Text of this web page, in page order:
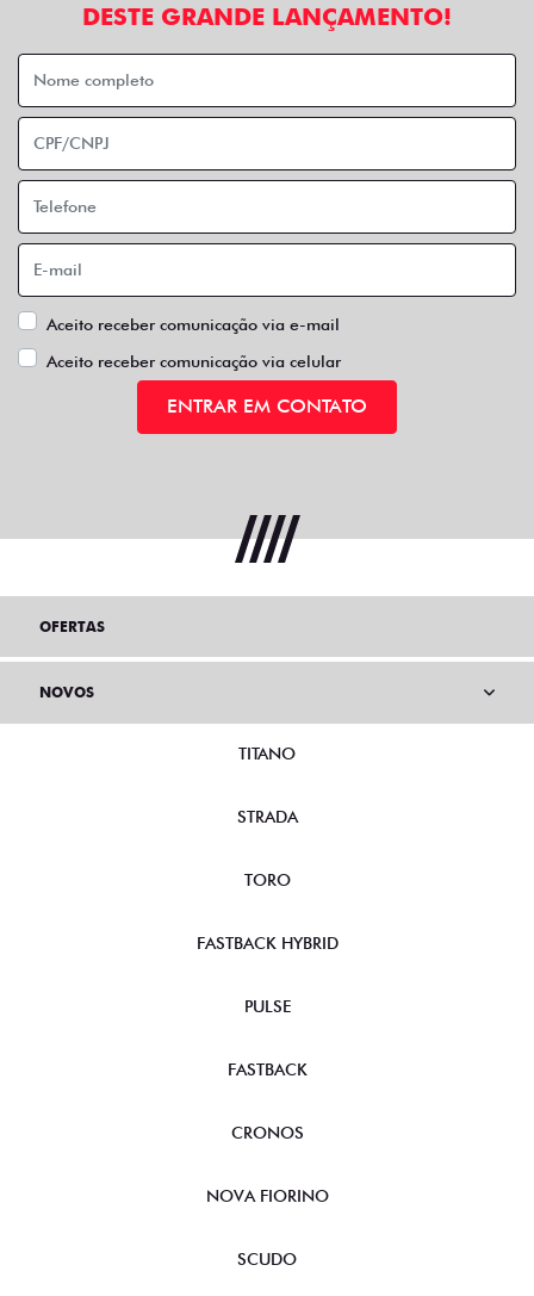
DESTE GRANDE LANÇAMENTO!
Aceito receber comunicação via e-mail
Aceito receber comunicação via celular
ENTRAR EM CONTATO
OFERTAS
NOVOS
TITANO
STRADA
TORO
FASTBACK HYBRID
PULSE
FASTBACK
CRONOS
NOVA FIORINO
SCUDO